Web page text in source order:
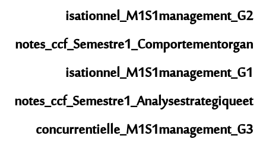
isationnel_M1S1management_G2
notes_ccf_Semestre1_Comportementorgan
isationnel_M1S1management_G1
notes_ccf_Semestre1_Analysestrategiqueet
concurrentielle_M1S1management_G3